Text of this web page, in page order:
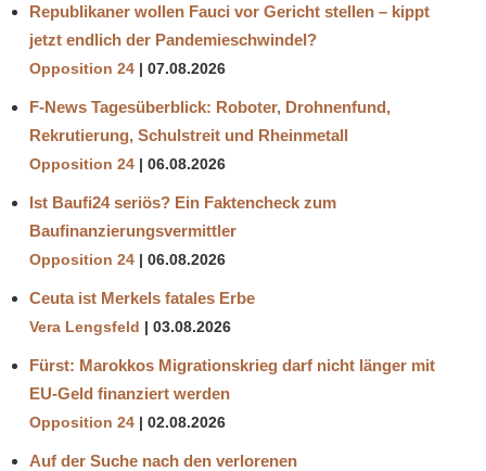
Republikaner wollen Fauci vor Gericht stellen – kippt
jetzt endlich der Pandemieschwindel?
Opposition 24 07.08.2026
F-News Tagesüberblick: Roboter, Drohnenfund,
Rekrutierung, Schulstreit und Rheinmetall
Opposition 24 06.08.2026
Ist Baufi24 seriös? Ein Faktencheck zum
Baufinanzierungsvermittler
Opposition 24 06.08.2026
Ceuta ist Merkels fatales Erbe
Vera Lengsfeld 03.08.2026
Fürst: Marokkos Migrationskrieg darf nicht länger mit
EU-Geld finanziert werden
Opposition 24 02.08.2026
Auf der Suche nach den verlorenen